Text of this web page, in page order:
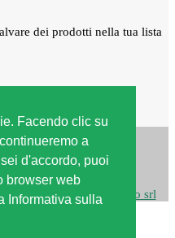
Facendo clic su
a
d'accordo, puoi
browser web
Informativa sulla
dei prodotti nella tua lista
| Powered byWebstudio srl